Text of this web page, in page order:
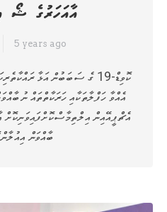
އާއަހަރުގެ ޝޯ
5 years ago
ކޮވިޑް-19 ގެ ސަބަބުން އަޅާ
އެއްވާ ހަފްލާތަކާއި ހަރަކާތްތައް
އެޗްޕީއޭއިން އިލްތިމާސްކޮށްފައިވަނިކޮށް
ބާއްވަން